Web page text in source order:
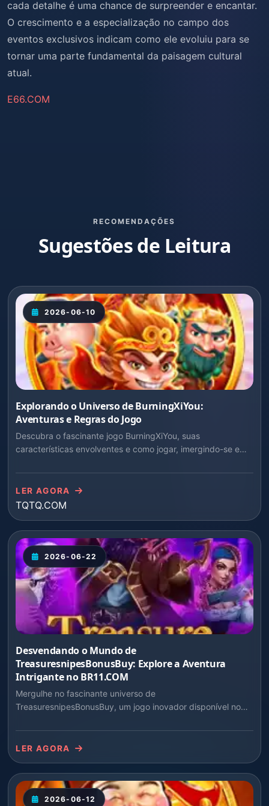
cada detalhe é uma chance de surpreender e encantar.
O crescimento e a especialização no campo dos
eventos exclusivos indicam como ele evoluiu para se
tornar uma parte fundamental da paisagem cultural
atual.
E66.COM
RECOMENDAÇÕES
Sugestões de Leitura
2026-06-10
Explorando o Universo de BurningXiYou:
Aventuras e Regras do Jogo
Descubra o fascinante jogo BurningXiYou, suas
características envolventes e como jogar, imergindo-se em
LER AGORA
TQTQ.COM
2026-06-22
Desvendando o Mundo de
TreasuresnipesBonusBuy: Explore a Aventura
Intrigante no BR11.COM
Mergulhe no fascinante universo de
TreasuresnipesBonusBuy, um jogo inovador disponível no
oportunidade de um incrível retorno.
LER AGORA
2026-06-12